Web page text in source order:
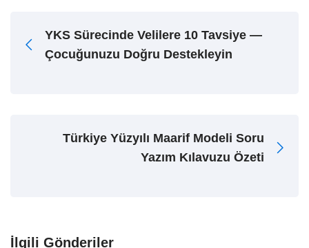
YKS Sürecinde Velilere 10 Tavsiye —
Çocuğunuzu Doğru Destekleyin
Türkiye Yüzyılı Maarif Modeli Soru
Yazım Kılavuzu Özeti
İlgili Gönderiler